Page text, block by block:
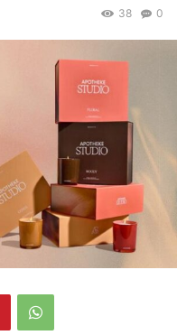
0
38